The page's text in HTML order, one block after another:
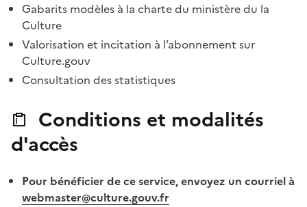
Gabarits modèles à la charte du ministère du la
Culture
Valorisation et incitation à l’abonnement sur
Culture.gouv
Consultation des statistiques
Conditions et modalités
d'accès
Pour bénéficier de ce service, envoyez un courriel à
webmaster@culture.gouv.fr